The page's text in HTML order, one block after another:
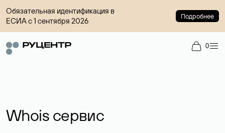
Обязательная идентификация в
ЕСИА с 1 сентября 2026
Подробнее
0
Whois сервис